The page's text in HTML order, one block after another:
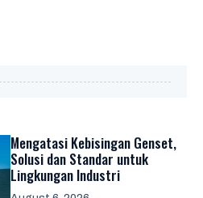
Mengatasi Kebisingan Genset,
Solusi dan Standar untuk
Lingkungan Industri